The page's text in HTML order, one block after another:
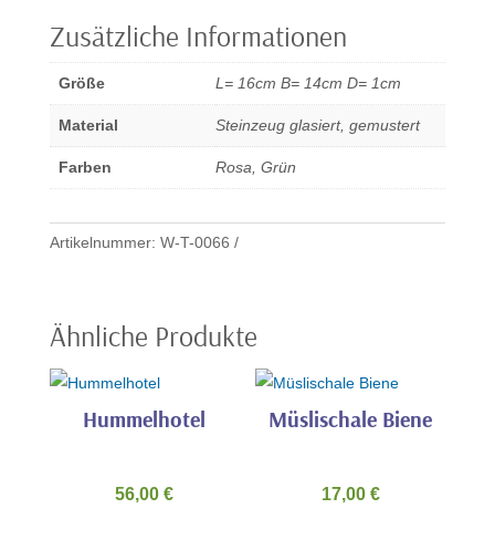
Zusätzliche Informationen
Größe L= 16cm B= 14cm D= 1cm
Material Steinzeug glasiert, gemustert
Farben Rosa, Grün
Artikelnummer: W-T-0066
Ähnliche Produkte
Hummelhotel
56,00€
Müslischale Biene
17,00 €